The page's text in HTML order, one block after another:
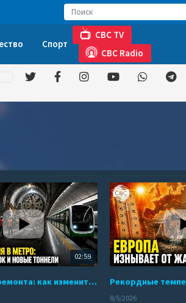
Спорт
CBC TV
CBC Radio
02:59
10 месяцев ремонта: как изменится работа Бакинского метро с 15 августа
8/5/2026